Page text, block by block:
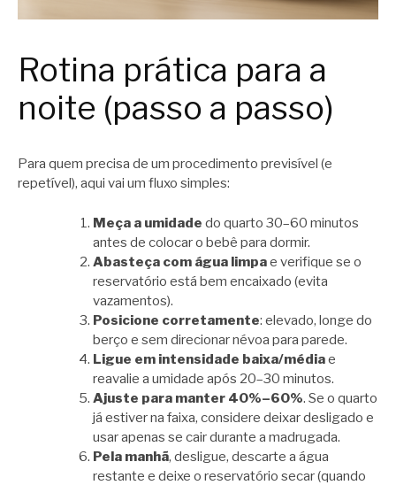
Rotina prática para a
noite (passo a passo)
Para quem precisa de um procedimento previsível (e
repetível), aqui vai um fluxo simples:
Meça a umidade do quarto 30–60 minutos
antes de colocar o bebê para dormir.
Abasteça com água limpae verifique se o
reservatório está bem encaixado (evita
vazamentos).
Posicione corretamente: elevado, longe do
berço e sem direcionar névoa para parede.
Ligue em intensidade baixa/médiae
reavalie a umidade após 20–30 minutos.
Ajuste para manter 40%–60%. Se o quarto
já estiver na faixa, considere deixar desligado e
usar apenas se cair durante a madrugada.
Pela manhã, desligue, descarte a água
restante e deixe o reservatório secar (quando